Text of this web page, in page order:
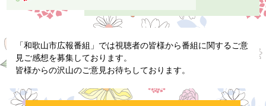
「和歌山市広報番組」では視聴者の皆様から番組に関するご意
見ご感想を募集しております。
皆様からの沢山のご意見お待ちしております。